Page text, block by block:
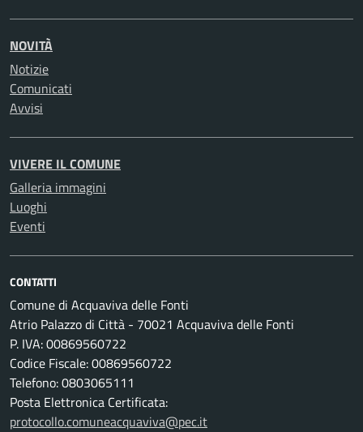
NOVITÀ
Notizie
Comunicati
Avvisi
VIVERE IL COMUNE
Galleria immagini
Luoghi
Eventi
CONTATTI
Comune di Acquaviva delle Fonti
Atrio Palazzo di Città - 70021 Acquaviva delle Fonti
P. IVA: 00869560722
Codice Fiscale: 00869560722
Telefono: 0803065111
Posta Elettronica Certificata:
protocollo.comuneacquaviva@pec.it